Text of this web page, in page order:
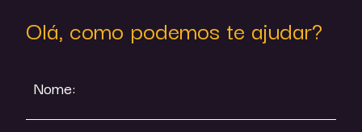
Olá, como podemos te ajudar?
Nome: